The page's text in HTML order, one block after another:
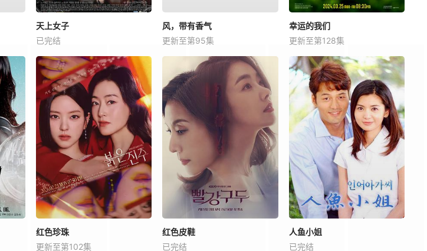
天上女子
已完结
风，带有香气
更新至第95集
幸运的我们
更新至第128集
红色珍珠
更新至第102集
红色皮鞋
已完结
人鱼小姐
已完结